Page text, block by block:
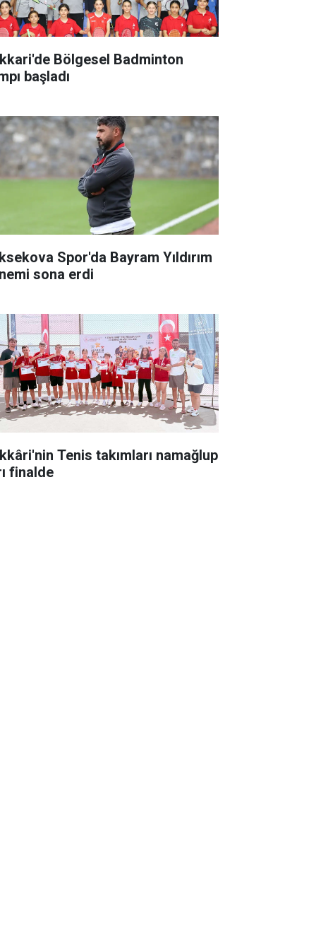
Bölgesel Badminton
başladı
Spor'da Bayram Yıldırım
sona erdi
Tenis takımları namağlup
finalde